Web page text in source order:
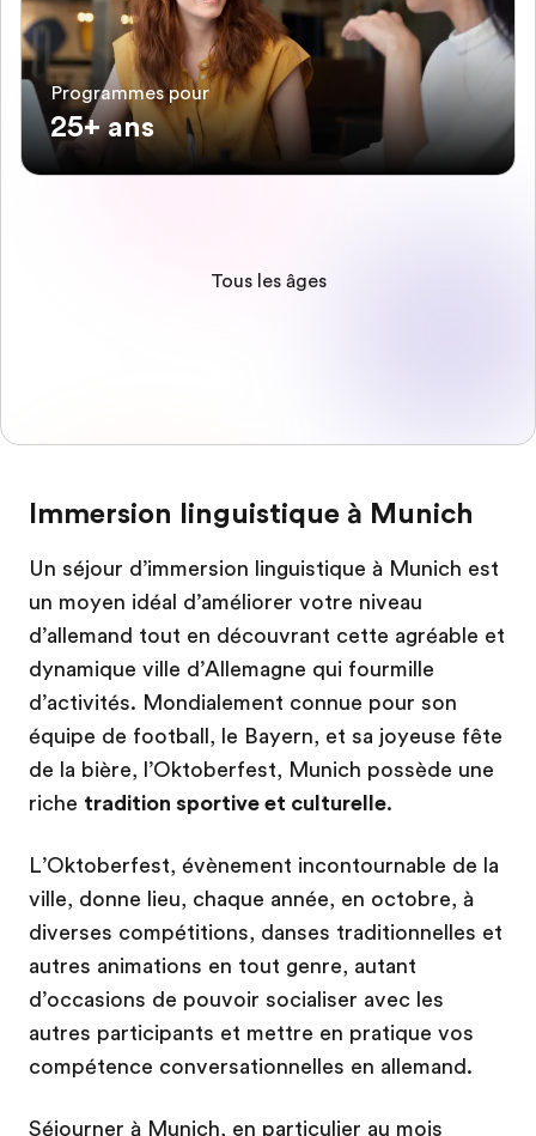
Programmes pour
25+ ans
Tous les âges
Immersion linguistique à Munich
Un séjour d’immersion linguistique à Munich est
un moyen idéal d’améliorer votre niveau
d’allemand tout en découvrant cette agréable et
dynamique ville d’Allemagne qui fourmille
d’activités. Mondialement connue pour son
équipe de football, le Bayern, et sa joyeuse fête
de la bière, l’Oktoberfest, Munich possède une
riche tradition sportive et culturelle.
L’Oktoberfest, évènement incontournable de la
ville, donne lieu, chaque année, en octobre, à
diverses compétitions, danses traditionnelles et
autres animations en tout genre, autant
d’occasions de pouvoir socialiser avec les
autres participants et mettre en pratique vos
compétence conversationnelles en allemand.
Séjourner à Munich, en particulier au mois